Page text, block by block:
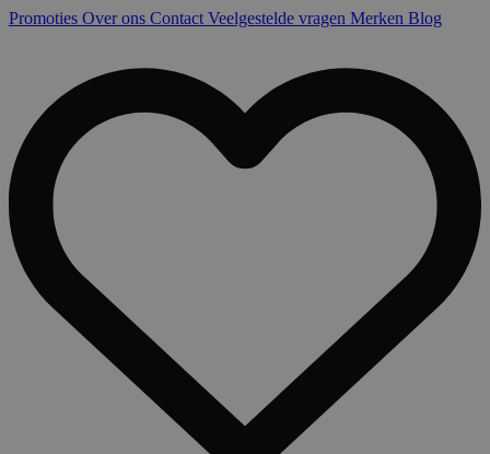
Promoties Over ons Contact Veelgestelde vragen Merken Blog